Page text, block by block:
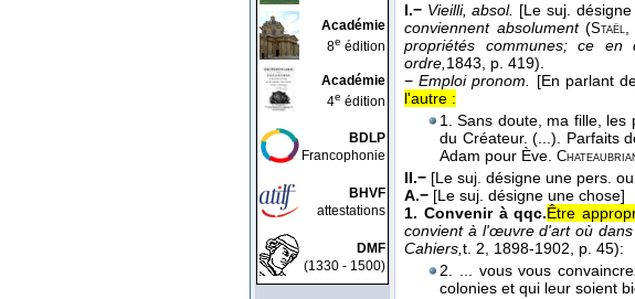
Académie
8e édition
Académie
4e édition
BDLP
Francophonie
BHVF
attestations
DMF
(1330 - 1500)
I.− Vieilli, absol. [Le suj.
conviennent absolument(Staël,
propriétés communes; ce en
ordre,1843, p. 419).
−Emploi pronom. [En parlant
l'autre :
1. Sans doute, ma fille, les
du Créateur. (...). Parfaits
Adam pour Ève.
II.− [Le suj. désigne une pers.
A.− [Le suj. désigne une chose]
1. Convenir à qqc.Être
convient à l'œuvre d'art où
Cahiers,t. 2, 1898-1902, p. 45):
2. ... vous vous
colonies et qui leur soient